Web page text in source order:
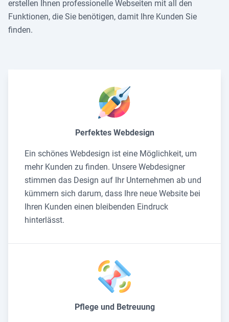
erstellen Ihnen professionelle Webseiten mit all den
Funktionen, die Sie benötigen, damit Ihre Kunden Sie
finden.
Perfektes Webdesign
Ein schönes Webdesign ist eine Möglichkeit, um
mehr Kunden zu finden. Unsere Webdesigner
stimmen das Design auf Ihr Unternehmen ab und
kümmern sich darum, dass Ihre neue Website bei
Ihren Kunden einen bleibenden Eindruck
hinterlässt.
Pflege und Betreuung